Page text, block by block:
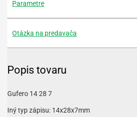
Parametre
Otázka na predavača
Popis tovaru
Gufero 14 28 7
Iný typ zápisu: 14x28x7mm